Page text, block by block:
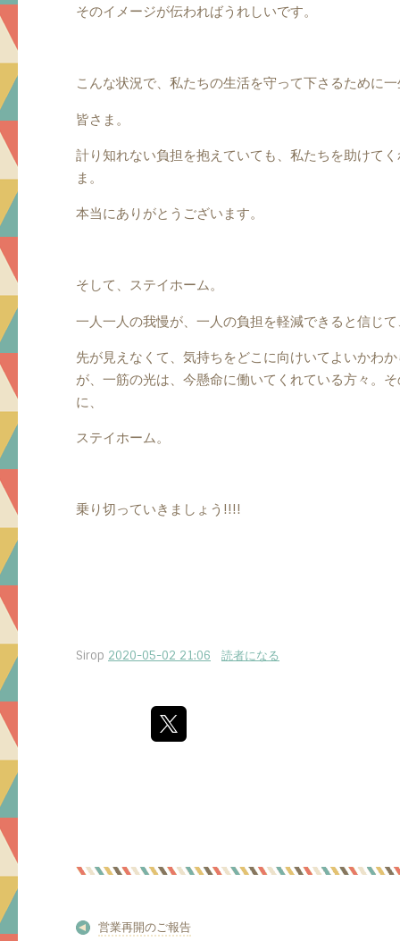
そのイメージが伝わればうれしいです。
こんな状況で、私たちの生活を守って下さるために
皆さま。
計り知れない負担を抱えていても、私たちを助けて
ま。
本当にありがとうございます。
そして、ステイホーム。
一人一人の我慢が、一人の負担を軽減できると信じ
先が見えなくて、気持ちをどこに向けいてよいかわ
が、一筋の光は、今懸命に働いてくれている方々。
に、
ステイホーム。
乗り切っていきましょう!!!!
Sirop 2020-05-02 21:06 読者になる
営業再開のご報告